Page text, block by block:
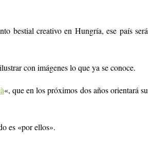
bestial creativo en Hungría, ese país será
con imágenes lo que ya se conoce.
«, que en los próximos dos años orientará su
es «por ellos».